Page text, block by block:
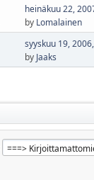
heinäkuu 22,
by Lomalainen
syyskuu 19,
by Jaaks